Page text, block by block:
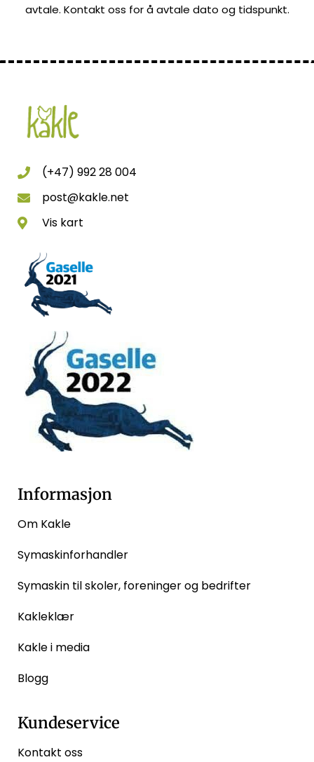
avtale. Kontakt oss for å avtale dato og tidspunkt.
(+47) 992 28 004
post@kakle.net
Vis kart
Informasjon
Om Kakle
Symaskinforhandler
Symaskin til skoler, foreninger og bedrifter
Kakleklær
Kakle i media
Blogg
Kundeservice
Kontakt oss